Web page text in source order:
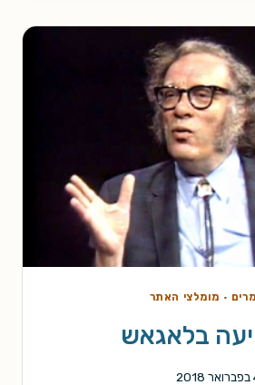
· מומלצי האתר
בלאגאש